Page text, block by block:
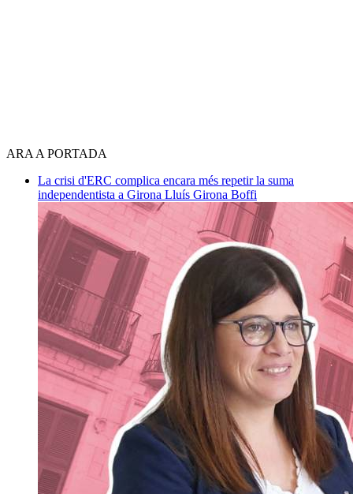
ARA A PORTADA
La crisi d'ERC complica encara més repetir la suma
independentista a Girona Lluís Girona Boffi